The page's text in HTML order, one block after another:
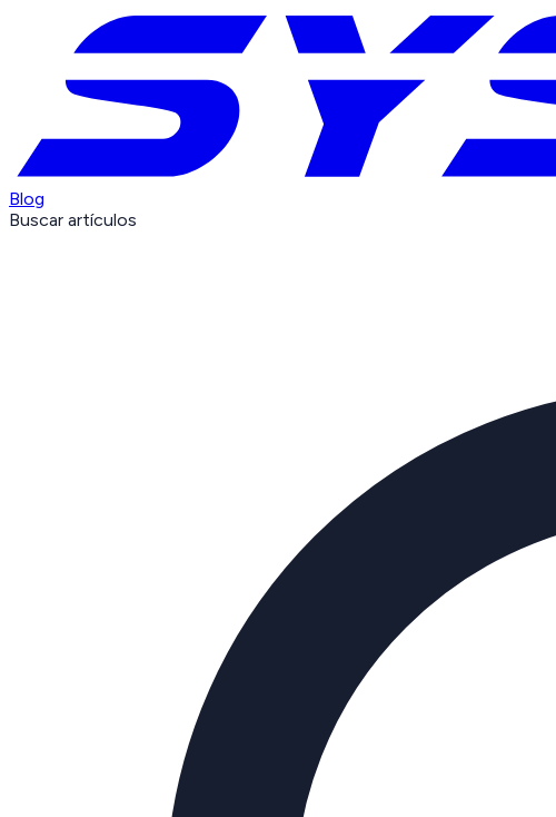
Blog
Buscar artículos